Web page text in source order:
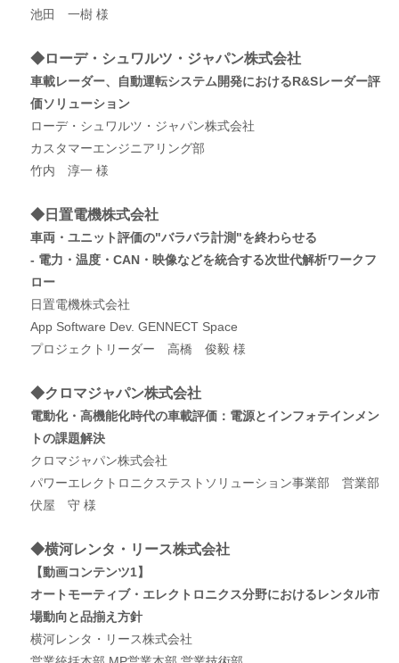
池田 一樹 様
◆ローデ・シュワルツ・ジャパン株式会社
車載レーダー、自動運転システム開発におけるR&Sレーダー評
価ソリューション
ローデ・シュワルツ・ジャパン株式会社
カスタマーエンジニアリング部
竹内 淳一 様
◆日置電機株式会社
車両・ユニット評価の"バラバラ計測"を終わらせる
- 電力・温度・CAN・映像などを統合する次世代解析ワークフ
ロー
日置電機株式会社
App Software Dev. GENNECT Space
プロジェクトリーダー 高橋 俊毅 様
◆クロマジャパン株式会社
電動化・高機能化時代の車載評価：電源とインフォテインメン
トの課題解決
クロマジャパン株式会社
パワーエレクトロニクステストソリューション事業部 営業部
伏屋 守 様
◆横河レンタ・リース株式会社
【動画コンテンツ1】
オートモーティブ・エレクトロニクス分野におけるレンタル市
場動向と品揃え方針
横河レンタ・リース株式会社